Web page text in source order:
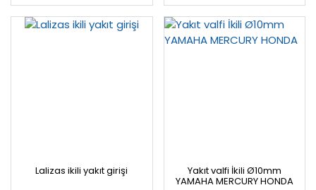
Lalizas ikili yakıt girişi Yakıt valfi İkili Ø10mm
YAMAHA MERCURY HONDA